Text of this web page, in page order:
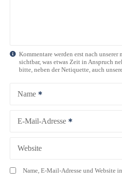
g Kommentare werden erst nach
sichtbar, was etwas Zeit in Anspruch
bitte, neben der Netiquette, auch
Name
E-Mail-Adresse
Website
Name, E-Mail-Adresse und Website